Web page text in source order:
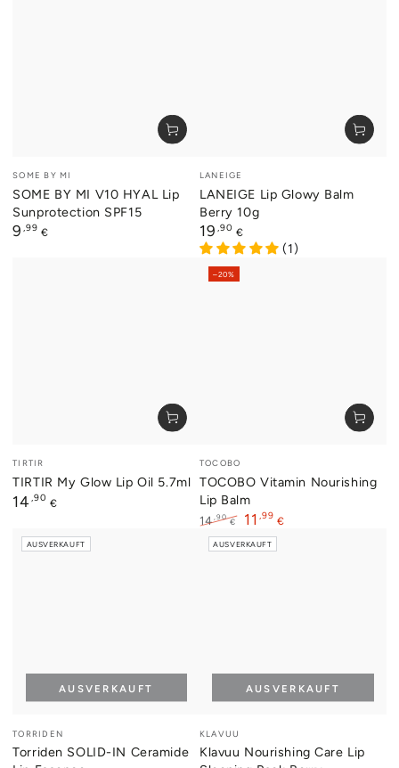
Verkäufer/in:
SOME BY MI
SOME BY MI V10 HYAL Lip
Sunprotection SPF15
Regulärer
9 ,99 €
Verkäufer/in:
LANEIGE
LANEIGE Lip Glowy Balm
Berry 10g
Regulärer
Preis
19 ,90 €
(1)
Verkäufer/in:
TIRTIR
TIRTIR My Glow Lip Oil 5.7ml
Regulärer
14,90 €
Verkäufer/in:
TOCOBO
TOCOBO Vitamin Nourishing
Lip Balm
Regulärer
Preis
14,90 €
Verkaufspreis
11 ,99 €
–20%
Verkäufer/in:
TORRIDEN
Torriden SOLID-IN Ceramide
AUSVERKAUFT
AUSVERKAUFT
Verkäufer/in:
KLAVUU
Klavuu Nourishing Care Lip
AUSVERKAUFT
AUSVERKAUFT